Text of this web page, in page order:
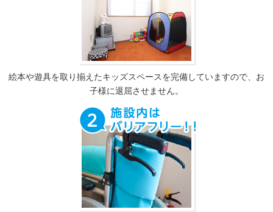
絵本や遊具を取り揃えたキッズスペースを完備していますので、お
子様に退屈させません。